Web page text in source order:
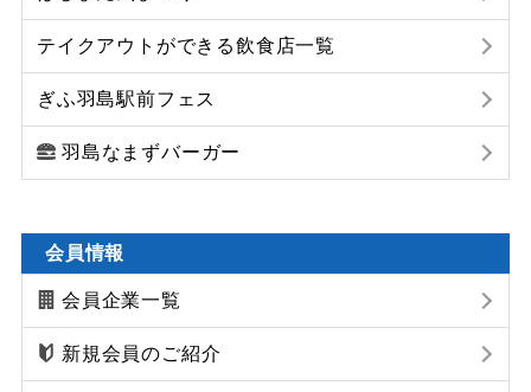
テイクアウトができる飲食店一覧
ぎふ羽島駅前フェス
羽島なまずバーガー
会員情報
会員企業一覧
新規会員のご紹介